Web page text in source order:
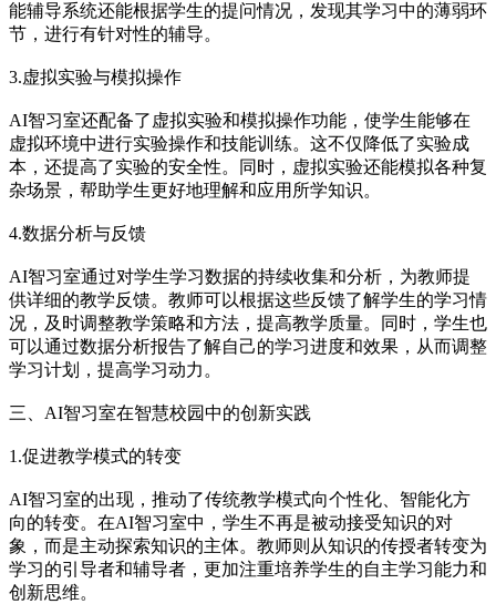
能辅导系统还能根据学生的提问情况，发现其学习中的薄弱环
节，进行有针对性的辅导。
3.虚拟实验与模拟操作
AI智习室还配备了虚拟实验和模拟操作功能，使学生能够在
虚拟环境中进行实验操作和技能训练。这不仅降低了实验成
本，还提高了实验的安全性。同时，虚拟实验还能模拟各种复
杂场景，帮助学生更好地理解和应用所学知识。
4.数据分析与反馈
AI智习室通过对学生学习数据的持续收集和分析，为教师提
供详细的教学反馈。教师可以根据这些反馈了解学生的学习情
况，及时调整教学策略和方法，提高教学质量。同时，学生也
可以通过数据分析报告了解自己的学习进度和效果，从而调整
学习计划，提高学习动力。
三、AI智习室在智慧校园中的创新实践
1.促进教学模式的转变
AI智习室的出现，推动了传统教学模式向个性化、智能化方
向的转变。在AI智习室中，学生不再是被动接受知识的对
象，而是主动探索知识的主体。教师则从知识的传授者转变为
学习的引导者和辅导者，更加注重培养学生的自主学习能力和
创新思维。